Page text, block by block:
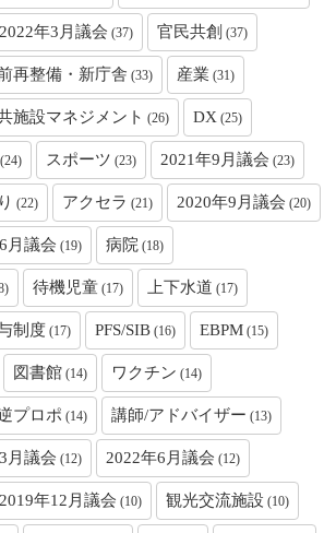
2022年3月議会 (37) 官民共創 (37)
再整備・新庁舎 (33) 産業 (31)
施設マネジメント (26) DX (25)
(24) スポーツ (23) 2021年9月議会 (23)
(22) アクセラ (21) 2020年9月議会 (20)
月議会 (19) 病院 (18)
待機児童 (17) 上下水道 (17)
制度 (17) PFS/SIB (16) EBPM (15)
図書館 (14) ワクチン (14)
プロポ (14) 講師/アドバイザー (13)
月議会 (12) 2022年6月議会 (12)
2019年12月議会 (10) 観光交流施設 (10)